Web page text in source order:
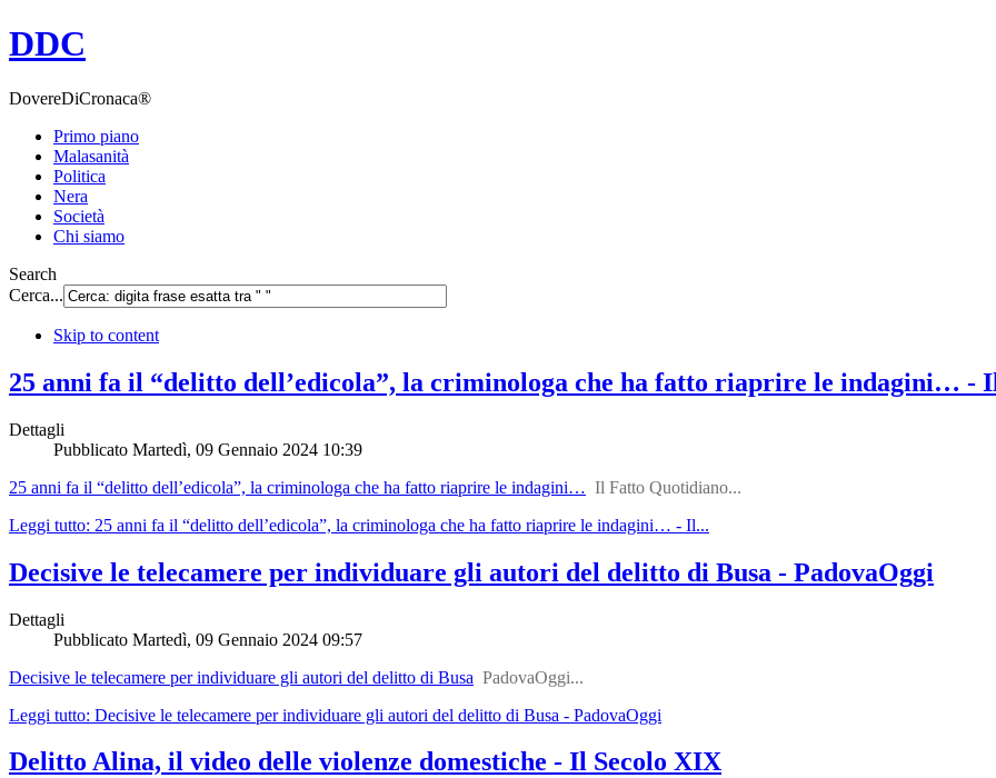
DDC
DovereDiCronaca®
Primo piano
Malasanità
Politica
Nera
Società
Chi siamo
Search
Cerca...
Skip to content
25 anni fa il “delitto dell’edicola”, la criminologa che ha fatto riaprire le indagini… -
Dettagli
Pubblicato Martedì, 09 Gennaio 2024 10:39
25 anni fa il “delitto dell’edicola”, la criminologa che ha fatto riaprire le indagini… Il Fatto Quotidiano...
Leggi tutto: 25 anni fa il “delitto dell’edicola”, la criminologa che ha fatto riaprire le indagini… - Il...
Decisive le telecamere per individuare gli autori del delitto di Busa - PadovaOggi
Dettagli
Pubblicato Martedì, 09 Gennaio 2024 09:57
Decisive le telecamere per individuare gli autori del delitto di Busa PadovaOggi...
Leggi tutto: Decisive le telecamere per individuare gli autori del delitto di Busa - PadovaOggi
Delitto Alina, il video delle violenze domestiche - Il Secolo XIX